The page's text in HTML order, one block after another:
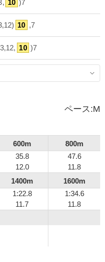
10 )7
10 ,7
10 )7
ペース:M
600m
800m
35.8
12.0
47.6
11.8
1400m
1600m
1:22.8
11.7
1:34.6
11.8